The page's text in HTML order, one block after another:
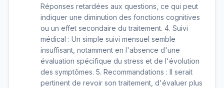
Réponses retardées aux questions, ce qui peut
indiquer une diminution des fonctions cognitives
ou un effet secondaire du traitement. 4. Suivi
médical : Un simple suivi mensuel semble
insuffisant, notamment en l'absence d'une
évaluation spécifique du stress et de l'évolution
des symptômes. 5. Recommandations : Il serait
pertinent de revoir son traitement, d'évaluer plus